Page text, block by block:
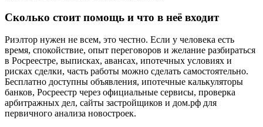
Сколько стоит помощь и что в неё входит
Риэлтор нужен не всем, это честно. Если у человека есть
время, спокойствие, опыт переговоров и желание разбираться
в Росреестре, выписках, авансах, ипотечных условиях и
рисках сделки, часть работы можно сделать самостоятельно.
Бесплатно доступны объявления, ипотечные калькуляторы
банков, Росреестр через официальные сервисы, проверка
арбитражных дел, сайты застройщиков и дом.рф для
первичного анализа новостроек.